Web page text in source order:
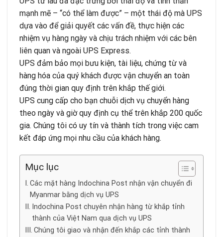
mạnh mẽ – “có thể làm được” – một thái độ mà UPS
dựa vào để giải quyết các vấn đề, thực hiện các
nhiệm vụ hàng ngày và chịu trách nhiệm với các bên
liên quan và ngoài UPS Express.
UPS đảm bảo mọi bưu kiện, tài liệu, chứng từ và
hàng hóa của quý khách được vận chuyển an toàn
đúng thời gian quy định trên khắp thế giới.
UPS cung cấp cho bạn chuỗi dịch vụ chuyển hàng
theo ngày và giờ quy định cụ thể trên khắp 200 quốc
gia. Chúng tôi có uy tín và thành tích trong việc cam
kết đáp ứng mọi nhu cầu của khách hàng.
Mục lục
Các mặt hàng Indochina Post nhận vận chuyển đi
Myanmar bằng dịch vụ UPS
Indochina Post chuyên nhận hàng từ khắp tỉnh
thành của Việt Nam qua dịch vụ UPS
Chúng tôi giao và nhận đến khắp các tỉnh thành